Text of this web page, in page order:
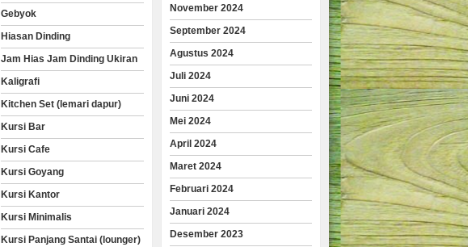
Gebyok
Hiasan Dinding
Jam Hias Jam Dinding Ukiran
Kaligrafi
Kitchen Set (lemari dapur)
Kursi Bar
Kursi Cafe
Kursi Goyang
Kursi Kantor
Kursi Minimalis
Kursi Panjang Santai (lounger)
November 2024
September 2024
Agustus 2024
Juli 2024
Juni 2024
Mei 2024
April 2024
Maret 2024
Februari 2024
Januari 2024
Desember 2023